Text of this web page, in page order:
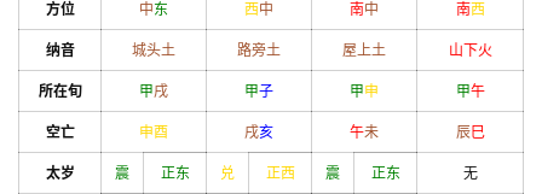
方位 中东 西中 南中 南西
纳音 城头土 路旁土 屋上土 山下火
所在旬 甲戌 甲子 甲申 甲午
空亡 申酉 戌亥 午未 辰巳
太岁 震 正东 兑 正西 震 正东 无